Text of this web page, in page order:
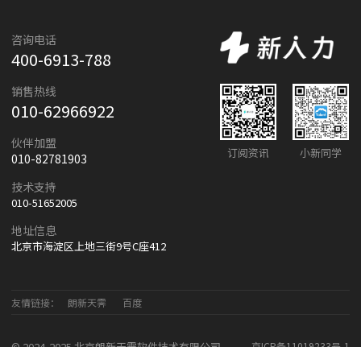
咨询电话
400-6913-788
销售热线
010-62966922
伙伴加盟
010-82781903
技术支持
010-51652005
地址信息
北京市海淀区上地三街9号C座412
订阅资讯 小新同学
友情链接： 朗新天霁 百度